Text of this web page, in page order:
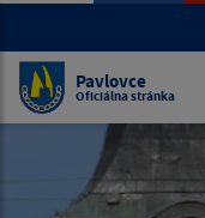
Pavlovce
Oficiálna stránka